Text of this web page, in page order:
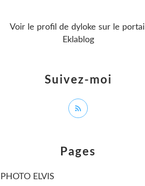
Pages
PHOTO ELVIS
Suivez-moi
Voir le profil de dyloke sur le portail
Eklablog